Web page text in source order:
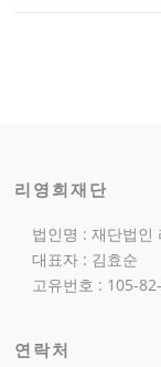
리영희재단
법인명 : 재단법인
대표자 : 김효순
고유번호 : 105-
연락처